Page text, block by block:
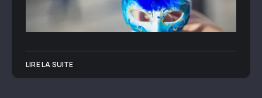
LIRE LA SUITE